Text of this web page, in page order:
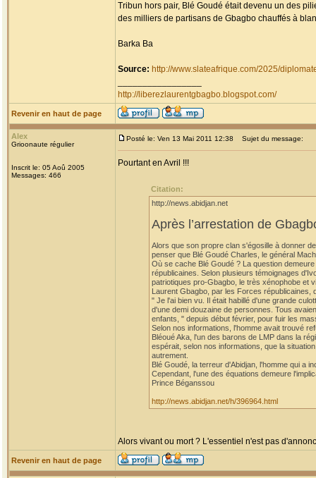
Tribun hors pair, Blé Goudé était devenu un des
des milliers de partisans de Gbagbo chauffés à
Barka Ba
Source: http://www.slateafrique.com/2025/
http://liberezlaurentgbagbo.blogspot.com/
Revenir en haut de page
Alex
Grioonaute régulier
Inscrit le: 05 Aoû 2005
Messages: 466
Posté le: Ven 13 Mai 2011 12:38 Sujet du message:
Pourtant en Avril !!!
Citation:
http://news.abidjan.net
Après l’arrestation de
Alors que son propre clan s'égosille à donner
penser que Blé Goudé Charles, le général
Où se cache Blé Goudé ? La question
républicaines. Selon plusieurs témoignages
patriotiques pro-Gbagbo, le très xénophobe et
Laurent Gbagbo, par les Forces républicaines,
" Je l'ai bien vu. Il était habillé d'une grande
d'une demi douzaine de personnes. Tous
enfants, " depuis début février, pour fuir les
Selon nos informations, l'homme avait trouvé
Bléoué Aka, l'un des barons de LMP dans la
espérait, selon nos informations, que la
autrement.
Blé Goudé, la terreur d'Abidjan, l'homme qui a
Cependant, l'une des équations demeure
Prince Béganssou
http://news.abidjan.net/h/396964.html
Alors vivant ou mort ? L'essentiel n'est pas
Revenir en haut de page